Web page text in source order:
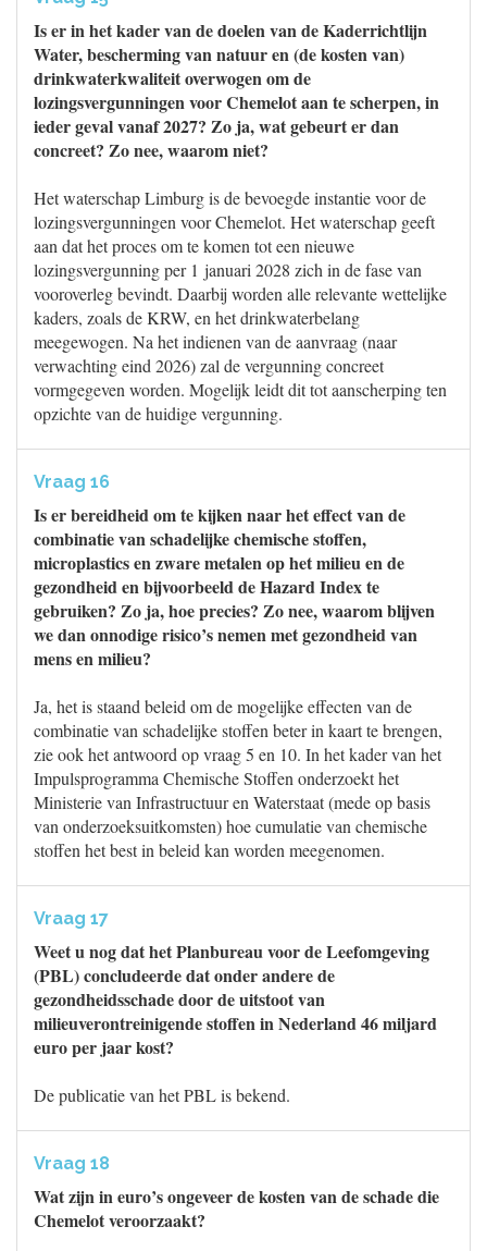
Is er in het kader van de doelen van de Kaderrichtlijn
Water, bescherming van natuur en (de kosten van)
drinkwaterkwaliteit overwogen om de
lozingsvergunningen voor Chemelot aan te scherpen, in
ieder geval vanaf 2027? Zo ja, wat gebeurt er dan
concreet? Zo nee, waarom niet?
Het waterschap Limburg is de bevoegde instantie voor de
lozingsvergunningen voor Chemelot. Het waterschap geeft
aan dat het proces om te komen tot een nieuwe
lozingsvergunning per 1 januari 2028 zich in de fase van
vooroverleg bevindt. Daarbij worden alle relevante wettelijke
kaders, zoals de KRW, en het drinkwaterbelang
meegewogen. Na het indienen van de aanvraag (naar
verwachting eind 2026) zal de vergunning concreet
vormgegeven worden. Mogelijk leidt dit tot aanscherping ten
opzichte van de huidige vergunning.
Vraag 16
Is er bereidheid om te kijken naar het effect van de
combinatie van schadelijke chemische stoffen,
microplastics en zware metalen op het milieu en de
gezondheid en bijvoorbeeld de Hazard Index te
gebruiken? Zo ja, hoe precies? Zo nee, waarom blijven
we dan onnodige risico’s nemen met gezondheid van
mens en milieu?
Ja, het is staand beleid om de mogelijke effecten van de
combinatie van schadelijke stoffen beter in kaart te brengen,
zie ook het antwoord op vraag 5 en 10. In het kader van het
Impulsprogramma Chemische Stoffen onderzoekt het
Ministerie van Infrastructuur en Waterstaat (mede op basis
van onderzoeksuitkomsten) hoe cumulatie van chemische
stoffen het best in beleid kan worden meegenomen.
Vraag 17
Weet u nog dat het Planbureau voor de Leefomgeving
(PBL) concludeerde dat onder andere de
gezondheidsschade door de uitstoot van
milieuverontreinigende stoffen in Nederland 46 miljard
euro per jaar kost?
De publicatie van het PBL is bekend.
Vraag 18
Wat zijn in euro’s ongeveer de kosten van de schade die
Chemelot veroorzaakt?